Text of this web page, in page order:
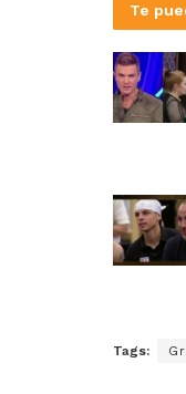
Te
Tags: